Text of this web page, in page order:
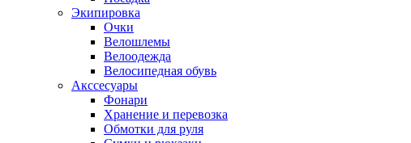
Экипировка
Очки
Велошлемы
Велоодежда
Велосипедная обувь
Акссесуары
Фонари
Хранение и перевозка
Обмотки для руля